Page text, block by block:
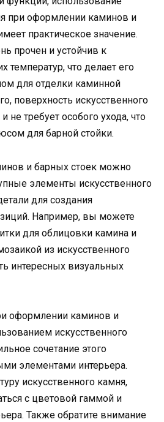
при оформлении каминов и
практическое значение.
прочен и устойчив к
температур, что делает его
для отделки каминной
поверхность искусственного
не требует особого ухода, что
для барной стойки.
и барных стоек можно
элементы искусственного
для создания
Например, вы можете
для облицовки камина и
из искусственного
интересных визуальных
оформлении каминов и
искусственного
сочетание этого
элементами интерьера.
искусственного камня,
с цветовой гаммой и
Также обратите внимание